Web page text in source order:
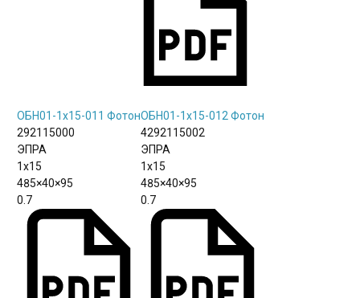
ОБН01-1х15-011 Фотон
292115000
ЭПРА
1х15
485×40×95
0.7
ОБН01-1х15-012 Фотон
4292115002
ЭПРА
1х15
485×40×95
0.7